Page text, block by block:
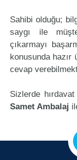
Sahibi olduğu;
saygı ile
çıkarmayı
konusunda
cevap
Sizlerde
Samet Ambalaj